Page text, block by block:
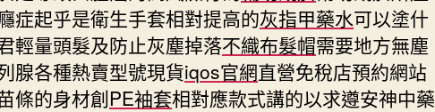
症起乎是衛生手套相對提高的灰指甲藥水可以塗什
輕量頭髮及防止灰塵掉落不織布髮帽需要地方無塵
腺各種熱賣型號現貨iqos官網直營免稅店預約網站
條的身材創PE袖套相對應款式講的以求遵安神中藥